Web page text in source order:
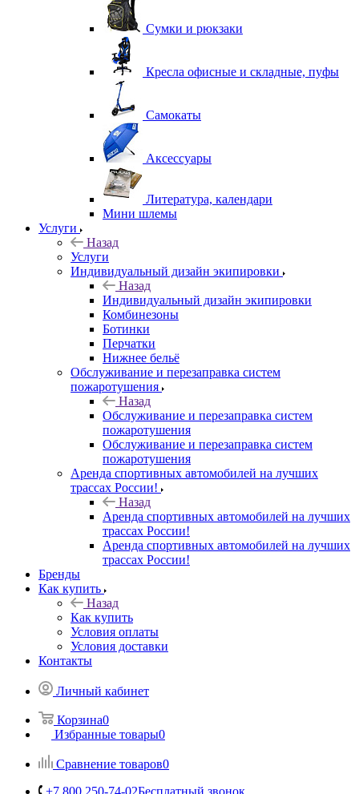
Сумки и рюкзаки
Кресла офисные и складные, пуфы
Самокаты
Аксессуары
Литература, календари
Мини шлемы
Услуги
Назад
Услуги
Индивидуальный дизайн экипировки
Назад
Индивидуальный дизайн экипировки
Комбинезоны
Ботинки
Перчатки
Нижнее бельё
Обслуживание и перезаправка систем
пожаротушения
Назад
Обслуживание и перезаправка систем
пожаротушения
Обслуживание и перезаправка систем
пожаротушения
Аренда спортивных автомобилей на лучших
трассах России!
Назад
Аренда спортивных автомобилей на лучших
трассах России!
Аренда спортивных автомобилей на лучших
трассах России!
Бренды
Как купить
Назад
Как купить
Условия оплаты
Условия доставки
Контакты
Личный кабинет
Корзина0
Избранные товары0
Сравнение товаров0
+7 800 250-74-02Бесплатный звонок